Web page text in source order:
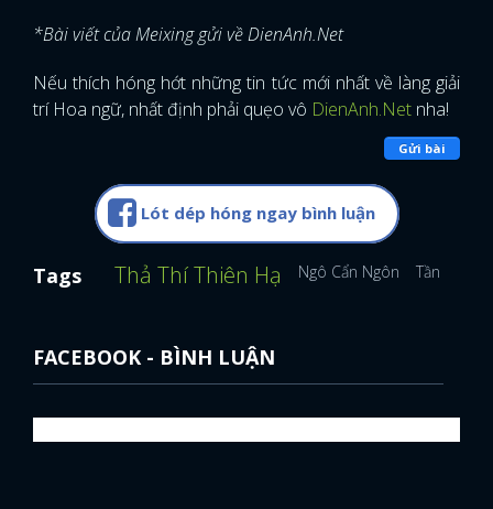
*Bài viết của Meixing gửi về DienAnh.Net
Nếu thích hóng hớt những tin tức mới nhất về làng giải
trí Hoa ngữ, nhất định phải quẹo vô DienAnh.Net nha!
Gửi bài
Lót dép hóng ngay bình luận
Tags Thả Thí Thiên Hạ Ngô Cẩn Ngôn Tần Lam
FACEBOOK - BÌNH LUẬN